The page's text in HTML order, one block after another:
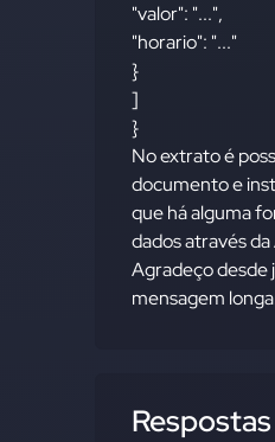
"valor": "...",
"horario": "..."
}
]
}
No extrato é
documento e
que há alguma
dados através da
Agradeço desde
mensagem